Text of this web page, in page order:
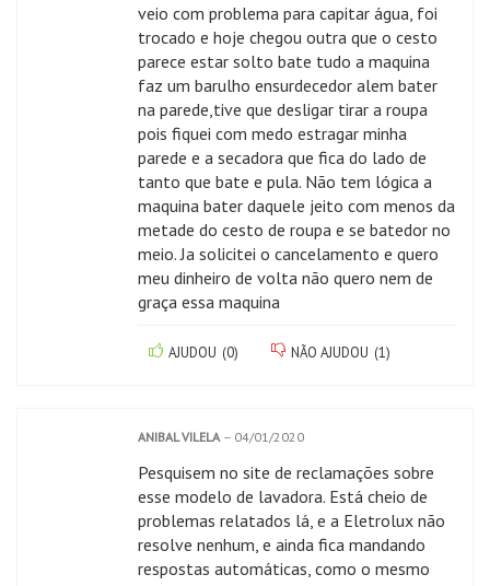
veio com problema para capitar água, foi
trocado e hoje chegou outra que o cesto
parece estar solto bate tudo a maquina
faz um barulho ensurdecedor alem bater
na parede,tive que desligar tirar a roupa
pois fiquei com medo estragar minha
parede e a secadora que fica do lado de
tanto que bate e pula. Não tem lógica a
maquina bater daquele jeito com menos da
metade do cesto de roupa e se batedor no
meio. Ja solicitei o cancelamento e quero
meu dinheiro de volta não quero nem de
graça essa maquina
AJUDOU (0) NÃO AJUDOU (1)
ANIBAL VILELA – 04/01/2020
Pesquisem no site de reclamações sobre
esse modelo de lavadora. Está cheio de
problemas relatados lá, e a Eletrolux não
resolve nenhum, e ainda fica mandando
respostas automáticas, como o mesmo